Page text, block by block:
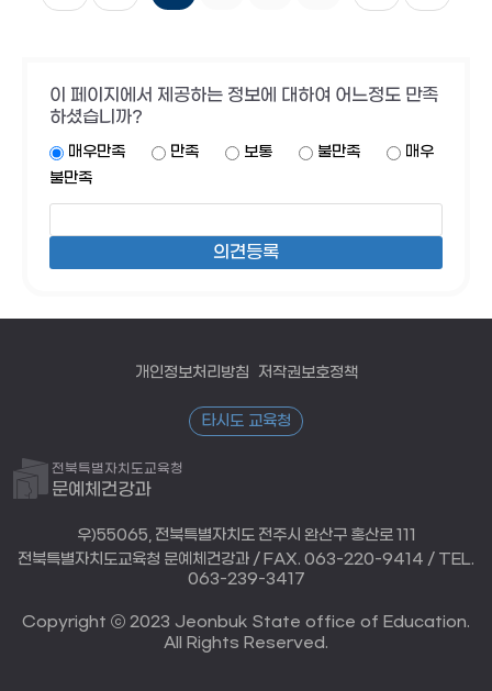
이 페이지에서 제공하는 정보에 대하여 어느정도 만족
하셨습니까?
매우만족 만족 보통 불만족
매우
불만족
개인정보처리방침 저작권보호정책
타시도 교육청
전북특별자치도교육청
문예체건강과
우)55065, 전북특별자치도 전주시 완산구 홍산로 111
전북특별자치도교육청 문예체건강과 / FAX. 063-220-9414 / TEL.
063-239-3417
Copyright ⓒ 2023 Jeonbuk State office of Education.
All Rights Reserved.